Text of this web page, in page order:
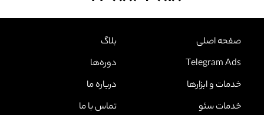
صفحه اصلی
بلاگ
Telegram Ads
دوره‌ها
خدمات و ابزارها
درباره ما
خدمات سئو
تماس با ما